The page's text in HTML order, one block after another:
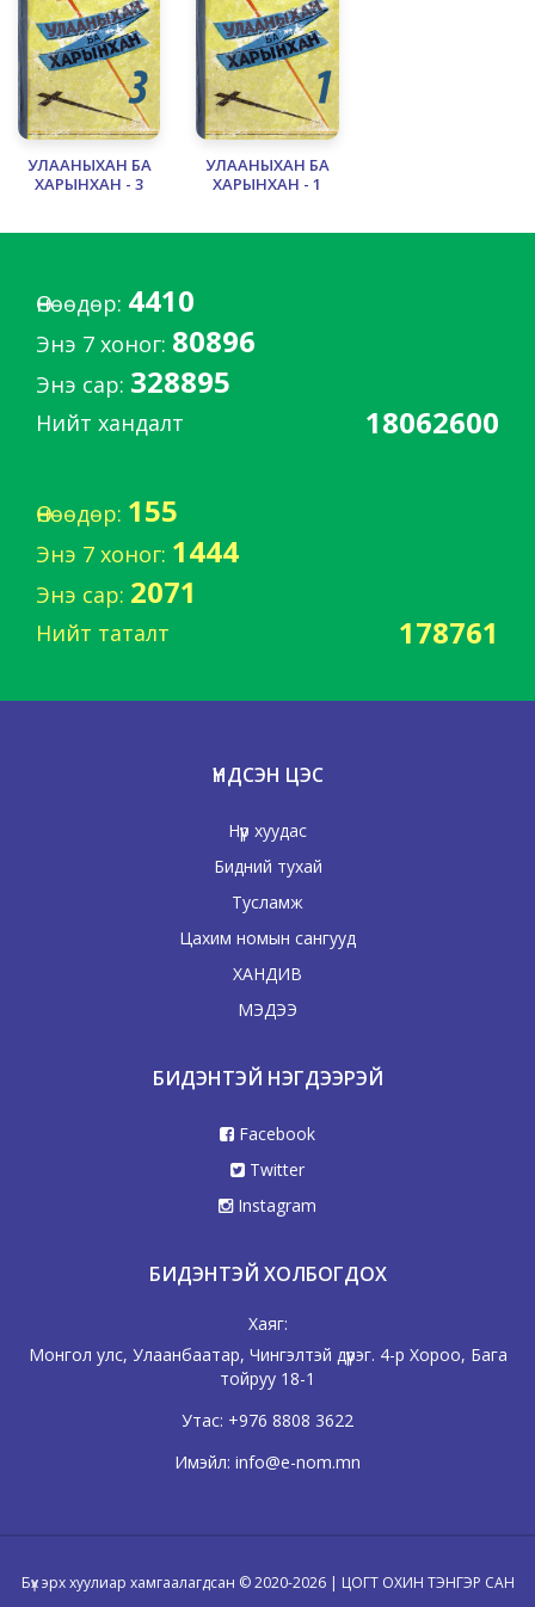
УЛААНЫХАН БА
ХАРЫНХАН - 3
УЛААНЫХАН БА
ХАРЫНХАН - 1
Өнөөдөр: 4410
Энэ 7 хоног: 80896
Энэ сар: 328895
Нийт хандалт 18062600
Өнөөдөр: 155
Энэ 7 хоног: 1444
Энэ сар: 2071
Нийт таталт 178761
ҮНДСЭН ЦЭС
Нүүр хуудас
Бидний тухай
Тусламж
Цахим номын сангууд
ХАНДИВ
МЭДЭЭ
БИДЭНТЭЙ НЭГДЭЭРЭЙ
Facebook
Twitter
Instagram
БИДЭНТЭЙ ХОЛБОГДОХ
Хаяг:
Монгол улс, Улаанбаатар, Чингэлтэй дүүрэг. 4-р Хороо, Бага
тойруу 18-1
Утас: +976 8808 3622
Имэйл: info@e-nom.mn
Бүх эрх хуулиар хамгаалагдсан © 2020-2026 | ЦОГТ ОХИН ТЭНГЭР САН